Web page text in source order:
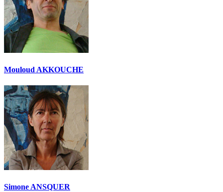
Mouloud AKKOUCHE
Simone ANSQUER